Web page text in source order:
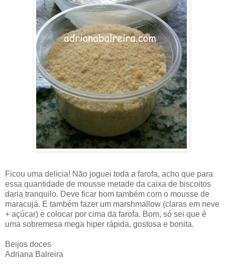
Ficou uma delicia! Não joguei toda a farofa, acho que para
essa quantidade de mousse metade da caixa de biscoitos
daria tranquilo. Deve ficar bom também com o mousse de
maracujá. E também fazer um marshmallow (claras em neve
+ açúcar) e colocar por cima da farofa. Bom, só sei que é
uma sobremesa mega hiper rápida, gostosa e bonita.
Beijos doces
Adriana Balreira